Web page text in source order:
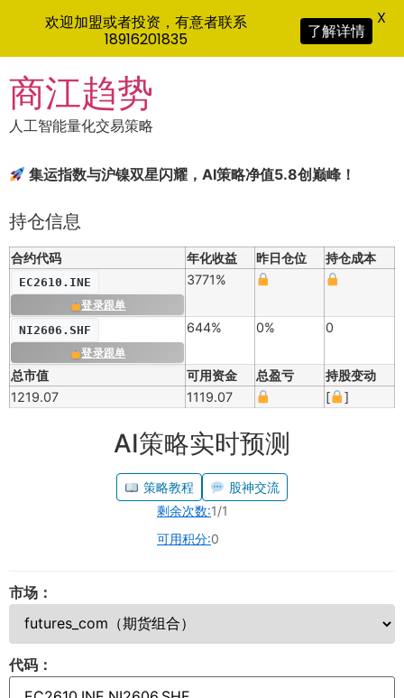
to
content
商江趋势
人工智能量化交易策略
集运指数与沪镍双星闪耀，AI策略净值5.8创巅峰！
持仓信息
合约代码 年化收益 昨日仓位 持仓成本
EC2610.INE
登录跟单
3771%
NI2606.SHF
登录跟单
644% 0% 0
总市值 可用资金 总盈亏
持股变动
1219.07
1119.07 [ ]
AI策略实时预测
策略教程
股神交流
剩余次数:1/1
可用积分:0
市场：
代码：
欢迎加盟或者投资，有意者联系
18916201835
了解详情
X